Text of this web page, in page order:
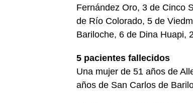
Fernández Oro, 3 de Cinco
de Río Colorado, 5 de
Bariloche, 6 de Dina Huapi,
5 pacientes fallecidos
Una mujer de 51 años de
años de San Carlos de